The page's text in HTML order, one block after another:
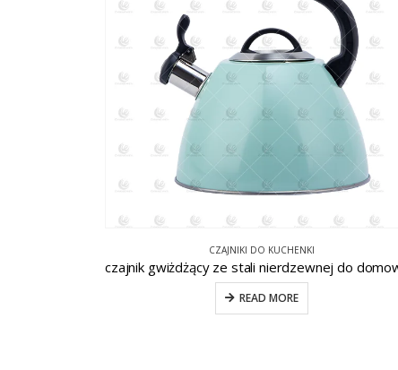
CZAJNIKI DO KUCHENKI
READ MORE